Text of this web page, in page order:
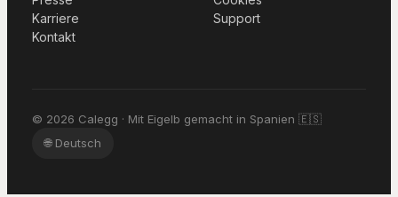
Karriere
Kontakt
Support
© 2026 Calegg · Mit Eigelb gemacht in Spanien 🇪🇸
🌐 Deutsch